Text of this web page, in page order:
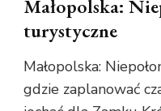
Małopolska:
turystyczne
Małopolska:
gdzie zaplanować